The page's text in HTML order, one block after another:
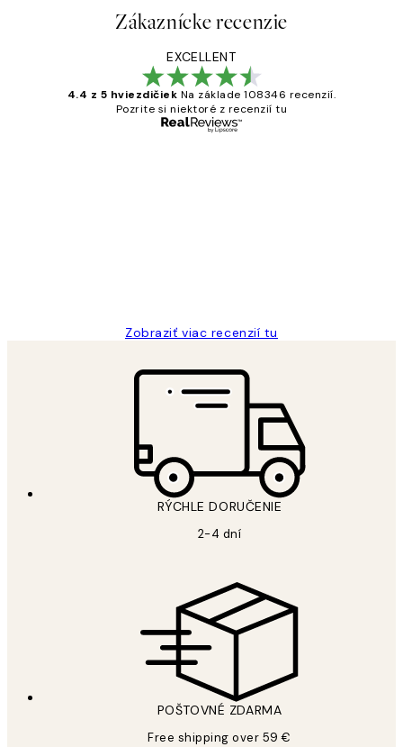
Zákaznícke recenzie
EXCELLENT
4.4 z 5 hviezdičiek Na základe 108346 recenzií.
Pozrite si niektoré z recenzií tu
Zobraziť viac recenzií tu
RÝCHLE DORUČENIE
2-4 dní
POŠTOVNÉ ZDARMA
Free shipping over 59 €